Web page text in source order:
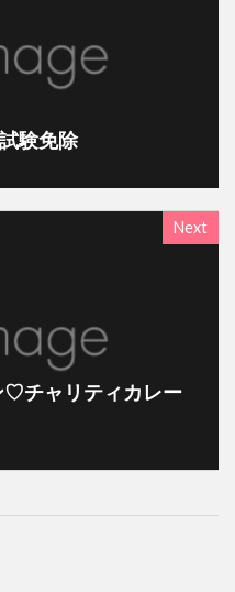
験免除
Next
♡チャリティカレー